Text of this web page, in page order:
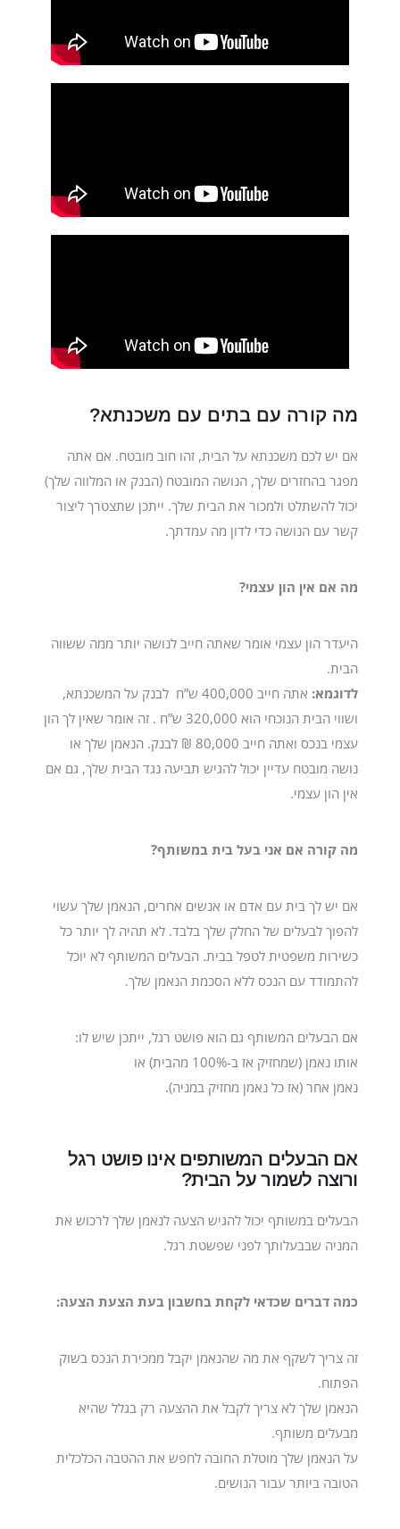
מה קורה עם בתים עם משכנתא?
אם יש לכם משכנתא על הבית, זהו חוב מובטח. אם אתה
מפגר בהחזרים שלך, הנושה המובטח (הבנק או המלווה שלך)
יכול להשתלט ולמכור את הבית שלך. ייתכן שתצטרך ליצור
קשר עם הנושה כדי לדון מה עמדתך.
מה אם אין הון עצמי?
היעדר הון עצמי אומר שאתה חייב לנושה יותר ממה ששווה
הבית.
לדוגמא:
אתה חייב 400,000 ש”ח לבנק על המשכנתא,
ושווי הבית הנוכחי הוא 320,000 ש”ח . זה אומר שאין לך הון
עצמי בנכס ואתה חייב 80,000 ₪ לבנק. הנאמן שלך או
נושה מובטח עדיין יכול להגיש תביעה נגד הבית שלך, גם אם
אין הון עצמי.
מה קורה אם אני בעל בית במשותף?
אם יש לך בית עם אדם או אנשים אחרים, הנאמן שלך עשוי
להפוך לבעלים של החלק שלך בלבד. לא תהיה לך יותר כל
כשירות משפטית לטפל בבית. הבעלים המשותף לא יוכל
להתמודד עם הנכס ללא הסכמת הנאמן שלך.
אם הבעלים המשותף גם הוא פושט רגל, ייתכן שיש לו:
אותו נאמן (שמחזיק אז ב-100% מהבית) או
נאמן אחר (אז כל נאמן מחזיק במניה).
אם הבעלים המשותפים אינו פושט רגל
ורוצה לשמור על הבית?
הבעלים במשותף יכול להגיש הצעה לנאמן שלך לרכוש את
המניה שבבעלותך לפני שפשטת רגל.
כמה דברים שכדאי לקחת בחשבון בעת הצעת הצעה:
זה צריך לשקף את מה שהנאמן יקבל ממכירת הנכס בשוק
הפתוח.
הנאמן שלך לא צריך לקבל את ההצעה רק בגלל שהיא
מבעלים משותף.
על הנאמן שלך מוטלת החובה לחפש את ההטבה הכלכלית
הטובה ביותר עבור הנושים.